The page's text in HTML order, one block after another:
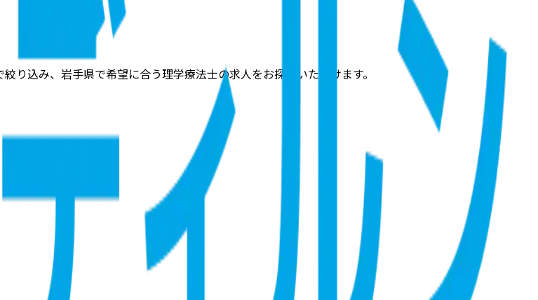
り込み、岩手県で希望に合う理学療法士の求人をお探しいただけます。